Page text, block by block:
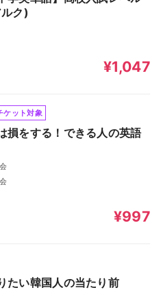
ルク)
¥1,047
ケット対象
損をする！できる人の英語
¥997
たい韓国人の当たり前